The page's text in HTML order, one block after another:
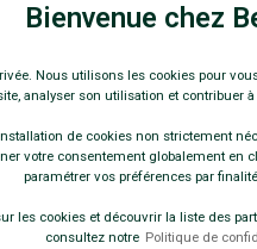
Bienvenue chez
Nous utilisons les cookies pour
analyser son utilisation et contribuer
de cookies non strictement
votre consentement globalement en
paramétrer vos préférences par
les cookies et découvrir la liste des
consultez notre Politique de